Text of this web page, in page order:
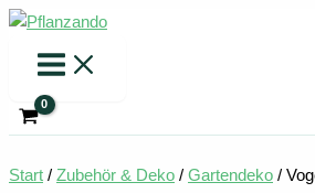
Zum
springen
Start / Zubehör & Deko / Gartendeko /